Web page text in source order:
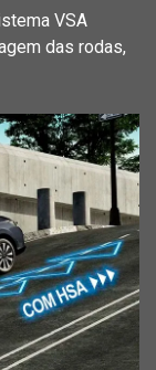
VSA
das rodas,